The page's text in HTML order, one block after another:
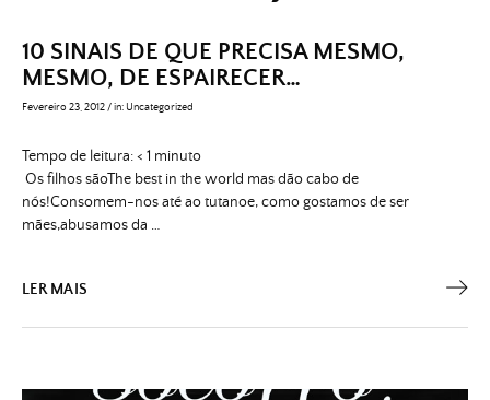
10 SINAIS DE QUE PRECISA MESMO,
MESMO, DE ESPAIRECER…
Fevereiro 23, 2012/in: Uncategorized
Tempo de leitura:< 1 minuto
Os filhos sãoThe best in the world mas dão cabo de
nós!Consomem-nos até ao tutanoe, como gostamos de ser
mães,abusamos da …
LER MAIS